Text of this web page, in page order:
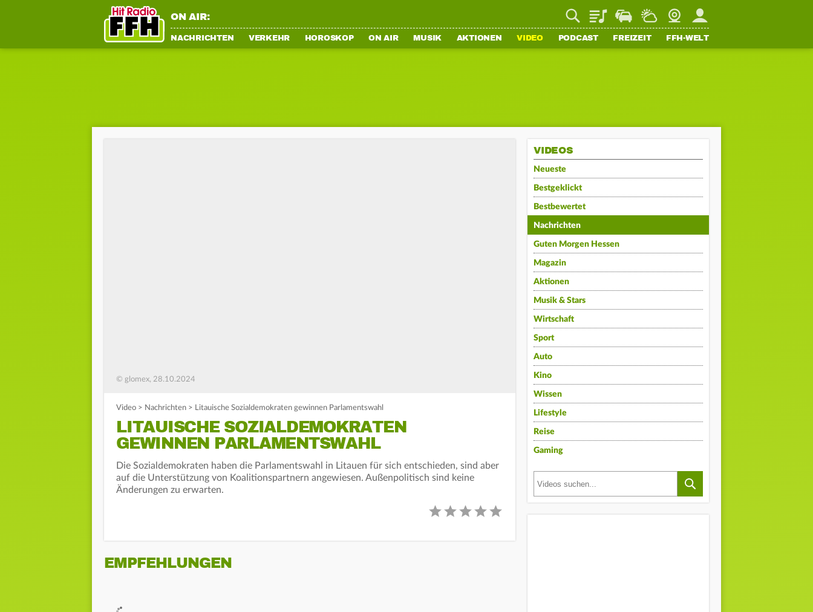
ON AIR: PlaylistStaupilotWetterWebcamMein FFH
NACHRICHTEN VERKEHR HOROSKOP ON AIR MUSIK AKTIONEN VIDEO PODCAST FREIZEIT FFH-WELT
© glomex, 28.10.2024
Video > Nachrichten > Litauische Sozialdemokraten gewinnen Parlamentswahl
LITAUISCHE SOZIALDEMOKRATEN
GEWINNEN PARLAMENTSWAHL
Die Sozialdemokraten haben die Parlamentswahl in Litauen für sich entschieden, sind aber
auf die Unterstützung von Koalitionspartnern angewiesen. Außenpolitisch sind keine
Änderungen zu erwarten.
EMPFEHLUNGEN
VIDEOS
Neueste
Bestgeklickt
Bestbewertet
Nachrichten
Guten Morgen Hessen
Magazin
Aktionen
Musik & Stars
Wirtschaft
Sport
Auto
Kino
Wissen
Lifestyle
Reise
Gaming